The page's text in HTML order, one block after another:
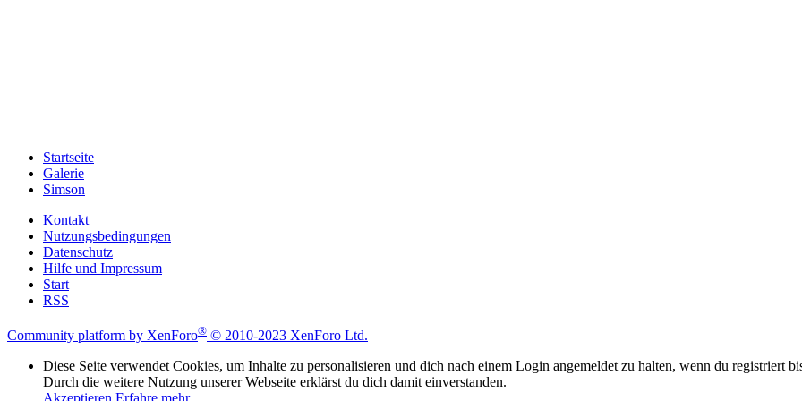
Startseite
Galerie
Simson
Kontakt
Nutzungsbedingungen
Datenschutz
Hilfe und Impressum
Start
RSS
Community platform by XenForo® © 2010-2023 XenForo Ltd.
Diese Seite verwendet Cookies, um Inhalte zu personalisieren und dich nach einem Login angemeldet zu halten, wenn du registriert
Durch die weitere Nutzung unserer Webseite erklärst du dich damit einverstanden.
Akzeptieren Erfahre mehr…